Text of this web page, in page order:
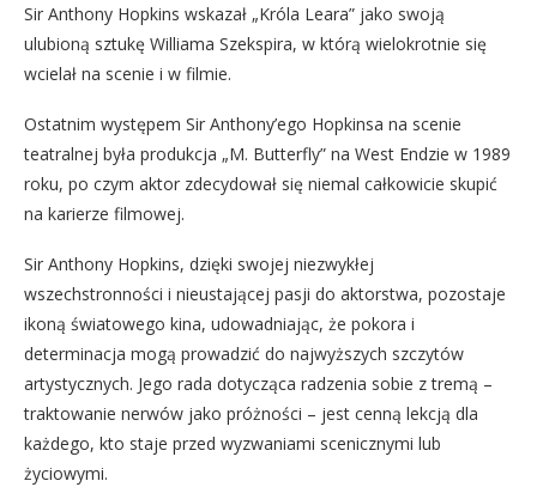
Sir Anthony Hopkins wskazał „Króla Leara” jako swoją
ulubioną sztukę Williama Szekspira, w którą wielokrotnie się
wcielał na scenie i w filmie.
Ostatnim występem Sir Anthony’ego Hopkinsa na scenie
teatralnej była produkcja „M. Butterfly” na West Endzie w 1989
roku, po czym aktor zdecydował się niemal całkowicie skupić
na karierze filmowej.
Sir Anthony Hopkins, dzięki swojej niezwykłej
wszechstronności i nieustającej pasji do aktorstwa, pozostaje
ikoną światowego kina, udowadniając, że pokora i
determinacja mogą prowadzić do najwyższych szczytów
artystycznych. Jego rada dotycząca radzenia sobie z tremą –
traktowanie nerwów jako próżności – jest cenną lekcją dla
każdego, kto staje przed wyzwaniami scenicznymi lub
życiowymi.